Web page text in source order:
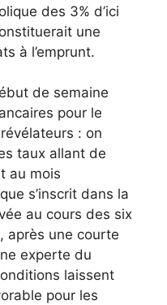
des 3% d’ici
une
à l’emprunt.
de semaine
pour le
: on
taux allant de
au mois
s’inscrit dans la
au cours des six
après une courte
experte du
laissent
pour les